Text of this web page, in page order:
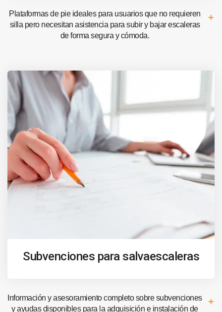
Plataformas de pie ideales para usuarios que no requieren
silla pero necesitan asistencia para subir y bajar escaleras
de forma segura y cómoda.
Subvenciones para salvaescaleras
Información y asesoramiento completo sobre subvenciones
y ayudas disponibles para la adquisición e instalación de